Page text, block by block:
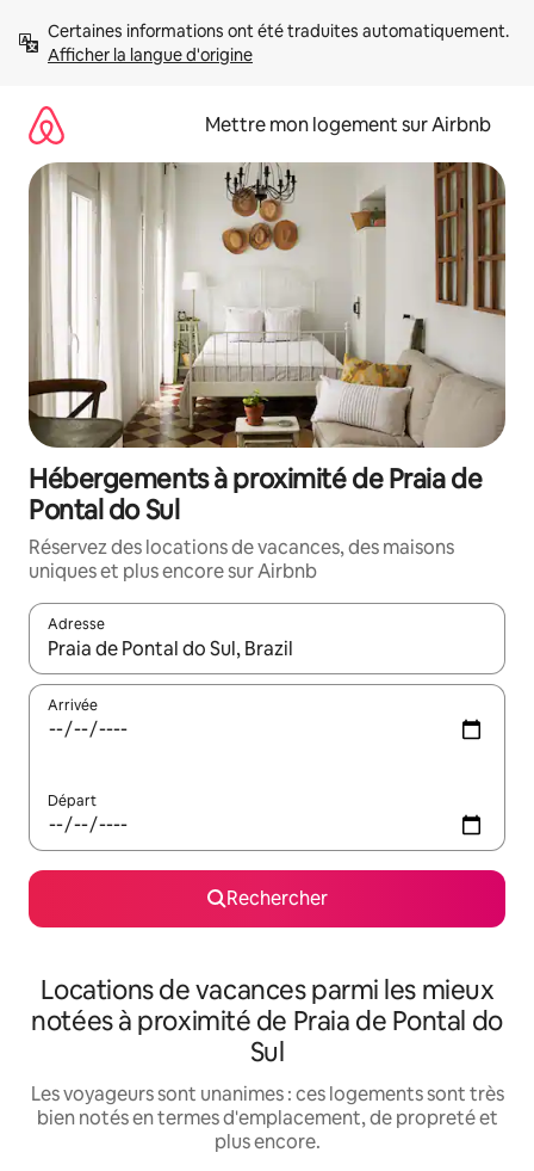
directement
Afficher la langue d'origine
Mettre mon logement sur Airbnb
Hébergements à proximité de Praia de
Pontal do Sul
Réservez des locations de vacances, des maisons
uniques et plus encore sur Airbnb
Adresse
Lorsque les résultats s'affichent, utilisez les flèches vers le
Arrivée
Départ
Rechercher
Locations de vacances parmi les mieux
notées à proximité de Praia de Pontal do
Sul
Les voyageurs sont unanimes : ces logements sont très
bien notés en termes d'emplacement, de propreté et
plus encore.